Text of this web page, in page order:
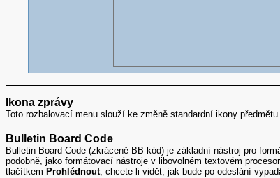
Ikona zprávy
Toto rozbalovací menu slouží ke změně standardní ikony
Bulletin Board Code
Bulletin Board Code (zkráceně BB kód) je základní nástroj pro
podobně, jako formátovací nástroje v libovolném textovém
tlačítkem Prohlédnout, chcete-li vidět, jak bude po odeslání